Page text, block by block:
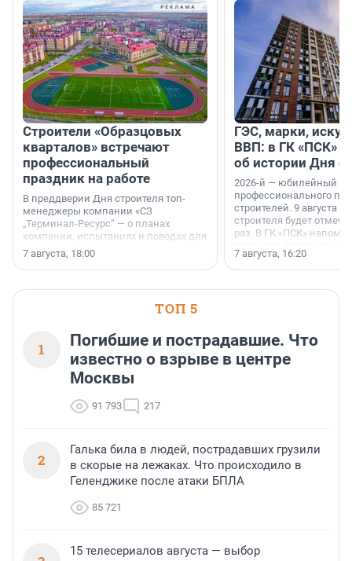
Строители «Образцовых
кварталов» встречают
профессиональный
праздник на работе
В преддверии Дня строителя топ-
менеджеры компании «СЗ
„Терминал-Ресурс“ — о планах
компании, испытаниях и поводах для
осторожного оптимизма.
7 августа, 18:00
ГЭС, марки,
ВВП: в ГК «ПСК»
об истории Дня
2026-й — юбилейный
профессионального
строителей. 9 августа
строителя будет
раз. В ГК «ПСК»
поменялась роль
7 августа, 16:20
ТОП 5
1
Погибшие и пострадавшие. Что
известно о взрыве в центре
Москвы
91 793 217
2
Галька била в людей, пострадавших грузили
в скорые на лежаках. Что происходило в
Геленджике после атаки БПЛА
85 721
15 телесериалов августа — выбор